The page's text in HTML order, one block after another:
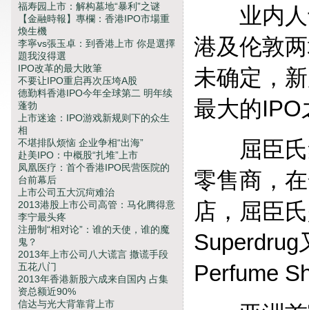
福寿园上市：解构墓地“暴利”之谜
【金融時報】專欄：香港IPO市場重
煥生機
李寧vs張玉卓：到香港上市 你是選擇
題我沒得選
IPO改革的最大敗筆
不要让IPO重启再次压垮A股
德勤料香港IPO今年全球第二 明年续
蓬勃
上市迷途：IPO游戏新规则下的众生
相
不堪排队烦恼 企业争相“出海”
赴美IPO：中概股“扎堆”上市
凤凰医疗：首个香港IPO民营医院的
台前幕后
上市公司五大沉疴难治
2013港股上市公司高管：马化腾得意
李宁最头疼
注册制“相对论”：谁的天使，谁的魔
鬼？
2013年上市公司八大谎言 撒谎手段
五花八门
2013年香港新股六成来自国内 占集
资总额近90%
信达与光大背靠背上市
业内人
港及伦敦
未确定，
最大的IPO
屈臣氏
零售商，
店，屈臣
Superdrug
Perfume